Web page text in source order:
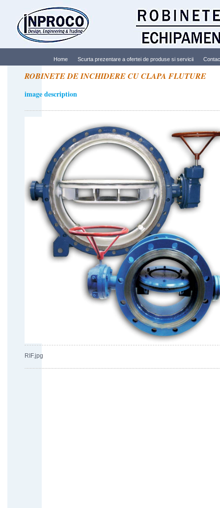
Home Scurta prezentare a ofertei de produse si servicii
ROBINETE DE INCHIDERE CU CLAPA FLUTURE
image description
RIF.jpg